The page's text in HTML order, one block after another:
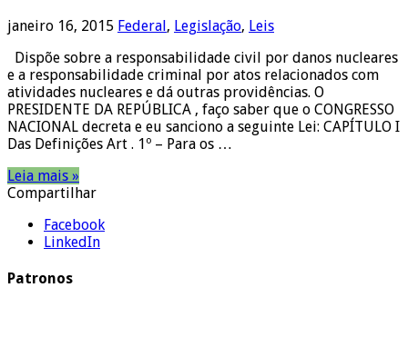
janeiro 16, 2015 Federal, Legislação, Leis
Dispõe sobre a responsabilidade civil por danos nucleares
e a responsabilidade criminal por atos relacionados com
atividades nucleares e dá outras providências. O
PRESIDENTE DA REPÚBLICA , faço saber que o CONGRESSO
NACIONAL decreta e eu sanciono a seguinte Lei: CAPÍTULO I
Das Definições Art . 1º – Para os …
Leia mais »
Compartilhar
Facebook
LinkedIn
Patronos